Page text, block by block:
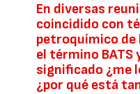
En diversas
coincidido con
petroquímico de
el término BATS
significado ¿me
¿por qué está